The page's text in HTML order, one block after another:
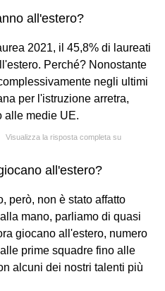
all'estero?
2021, il 45,8% di laureati
Perché? Nonostante
negli ultimi
per l'istruzione arretra,
alle medie UE.
Visualizza la risposta completa su
all'estero?
però, non è stato affatto
mano, parliamo di quasi
giocano all'estero, numero
prime squadre fino alle
alcuni dei nostri talenti più